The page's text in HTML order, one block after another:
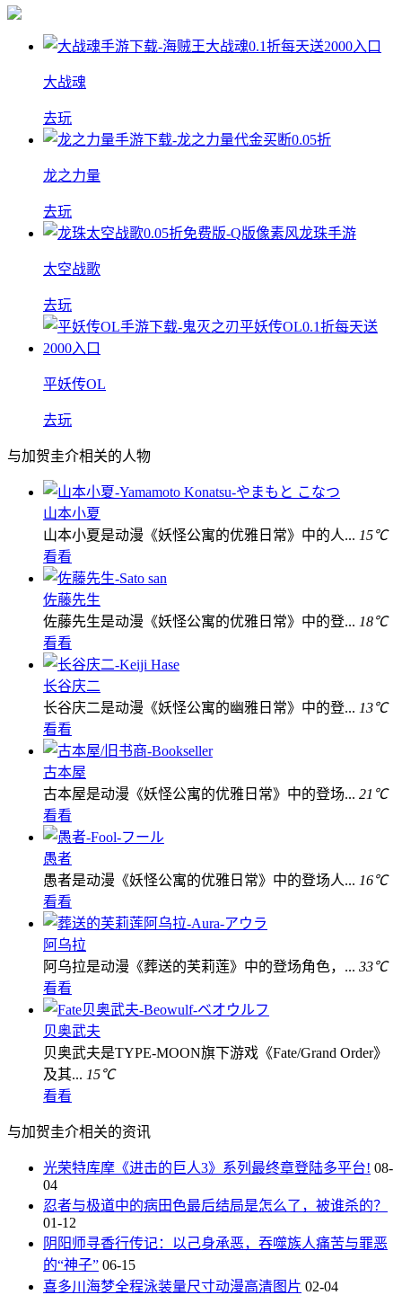
大战魂
去玩
龙之力量
去玩
太空战歌
去玩
平妖传OL
去玩
与加贺圭介相关的人物
山本小夏
山本小夏是动漫《妖怪公寓的优雅日常》中的人... 15℃
看看
佐藤先生
佐藤先生是动漫《妖怪公寓的优雅日常》中的登... 18℃
看看
长谷庆二
长谷庆二是动漫《妖怪公寓的幽雅日常》中的登... 13℃
看看
古本屋
古本屋是动漫《妖怪公寓的优雅日常》中的登场... 21℃
看看
愚者
愚者是动漫《妖怪公寓的优雅日常》中的登场人... 16℃
看看
阿乌拉
阿乌拉是动漫《葬送的芙莉莲》中的登场角色，... 33℃
看看
贝奥武夫
贝奥武夫是TYPE-MOON旗下游戏《Fate/Grand Order》
及其... 15℃
看看
与加贺圭介相关的资讯
光荣特库摩《进击的巨人3》系列最终章登陆多平台! 08-
04
忍者与极道中的病田色最后结局是怎么了，被谁杀的？
01-12
阴阳师寻香行传记：以己身承恶‌，吞噬族人痛苦与罪恶
的“神子” 06-15
喜多川海梦全程泳装量尺寸动漫高清图片 02-04